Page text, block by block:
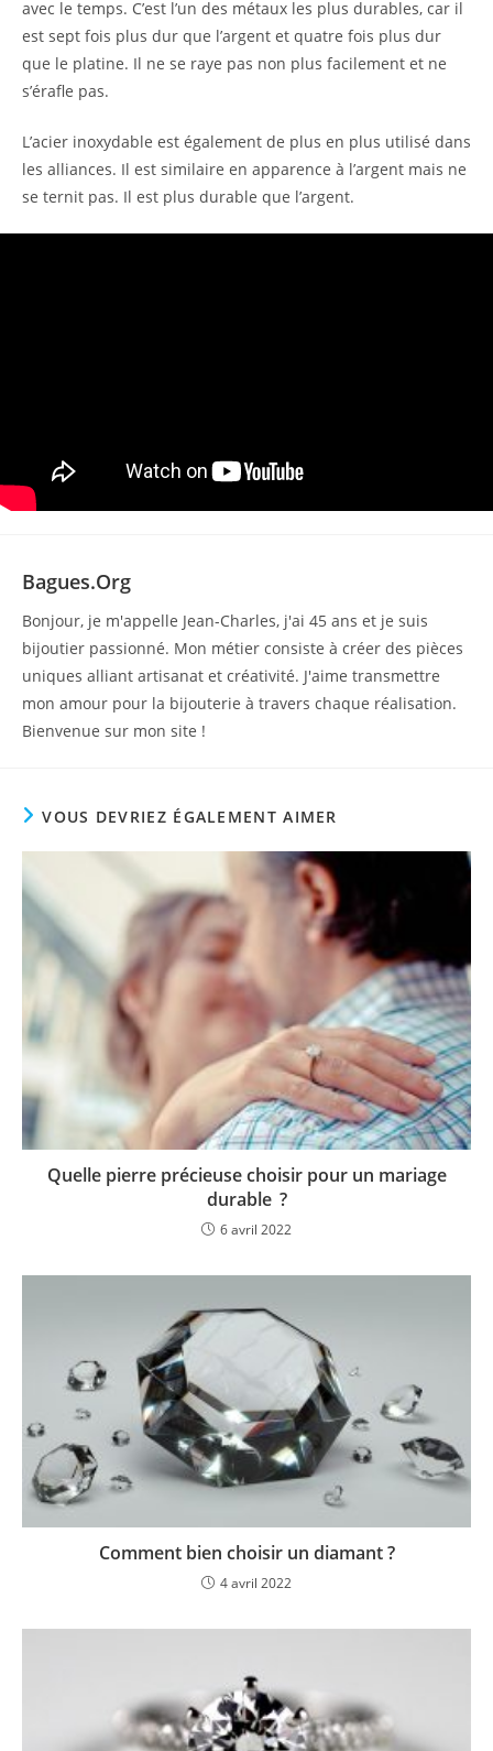
avec le temps. C’est l’un des métaux les plus durables, car il
est sept fois plus dur que l’argent et quatre fois plus dur
que le platine. Il ne se raye pas non plus facilement et ne
s’érafle pas.
L’acier inoxydable est également de plus en plus utilisé dans
les alliances. Il est similaire en apparence à l’argent mais ne
se ternit pas. Il est plus durable que l’argent.
Bagues.org
Bonjour, je m'appelle Jean-Charles, j'ai 45 ans et je suis
bijoutier passionné. Mon métier consiste à créer des pièces
uniques alliant artisanat et créativité. J'aime transmettre
mon amour pour la bijouterie à travers chaque réalisation.
Bienvenue sur mon site !
VOUS DEVRIEZ ÉGALEMENT AIMER
Quelle pierre précieuse choisir pour un mariage
durable ?
6 avril 2022
Comment bien choisir un diamant ?
4 avril 2022